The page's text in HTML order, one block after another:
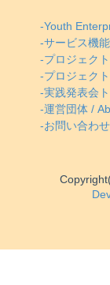
-Youth
-サービス機
-プロジェク
-プロジェク
-実践発表会
-運営団体 /
-お問い合わ